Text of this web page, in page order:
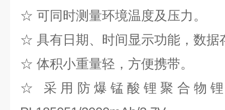
☆ 可同时测量环境温度及压力。
☆ 具有日期、时间显示功能，数据
☆ 体积小重量轻，方便携带。
☆
采用防爆锰酸锂聚合物